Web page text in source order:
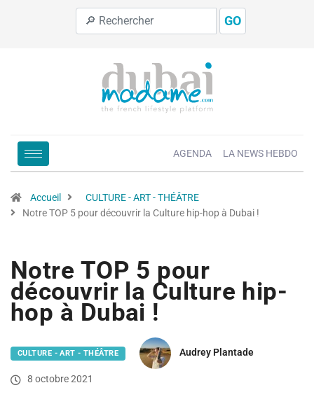
GO
AGENDA LA NEWS HEBDO
Accueil
CULTURE - ART - THÉÂTRE
Notre TOP 5 pour découvrir la Culture hip-hop à Dubai !
Notre TOP 5 pour
découvrir la Culture hip-
hop à Dubai !
CULTURE - ART - THÉÂTRE Audrey Plantade
8 octobre 2021